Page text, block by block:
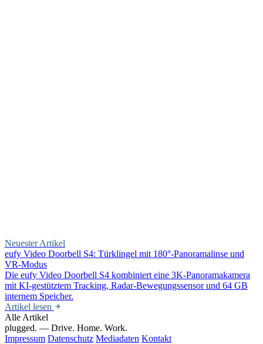
Neuester Artikel
eufy Video Doorbell S4: Türklingel mit 180°-Panoramalinse und
VR-Modus
Die eufy Video Doorbell S4 kombiniert eine 3K-Panoramakamera
mit KI-gestütztem Tracking, Radar-Bewegungssensor und 64 GB
internem Speicher.
Artikel lesen
Alle Artikel
plugged. — Drive. Home. Work.
Impressum Datenschutz Mediadaten Kontakt